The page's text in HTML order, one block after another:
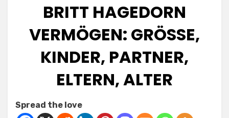
BRITT HAGEDORN
VERMÖGEN: GRÖSSE, K
INDER, PARTNER, E
LTERN, ALTER
on
Spread the love